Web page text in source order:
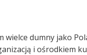
wielce dumny jako
i ośrodkiem